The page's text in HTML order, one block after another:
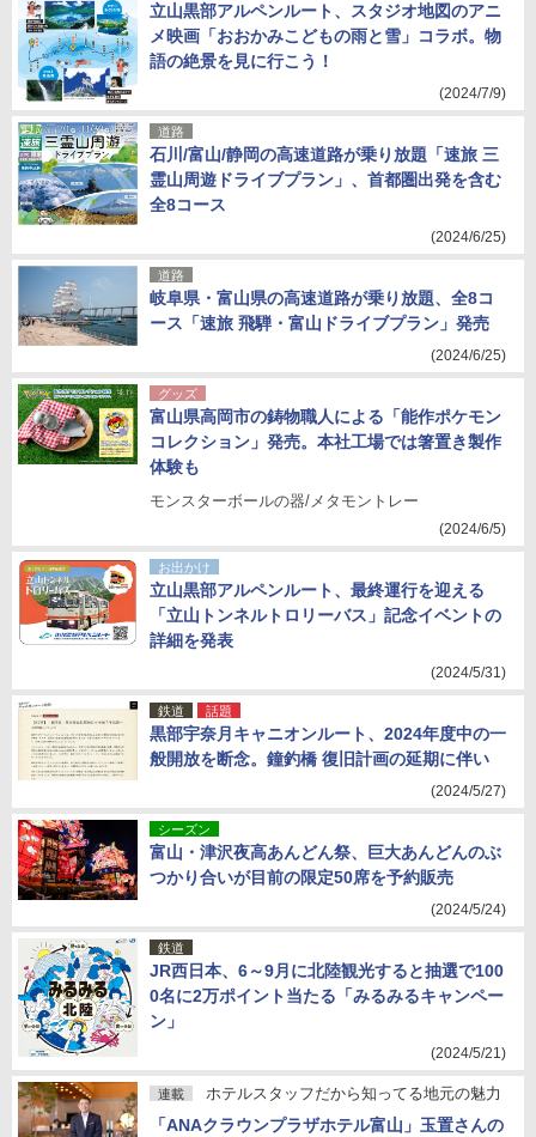
立山黒部アルペンルート、スタジオ地図のアニ
メ映画「おおかみこどもの雨と雪」コラボ。物
語の絶景を見に行こう！
(2024/7/9)
道路
石川/富山/静岡の高速道路が乗り放題「速旅 三
霊山周遊ドライブプラン」、首都圏出発を含む
全8コース
(2024/6/25)
道路
岐阜県・富山県の高速道路が乗り放題、全8コ
ース「速旅 飛騨・富山ドライブプラン」発売
(2024/6/25)
グッズ
富山県高岡市の鋳物職人による「能作ポケモン
コレクション」発売。本社工場では箸置き製作
体験も
モンスターボールの器/メタモントレー
(2024/6/5)
お出かけ
立山黒部アルペンルート、最終運行を迎える
「立山トンネルトロリーバス」記念イベントの
詳細を発表
(2024/5/31)
鉄道 話題
黒部宇奈月キャニオンルート、2024年度中の一
般開放を断念。鐘釣橋 復旧計画の延期に伴い
(2024/5/27)
シーズン
富山・津沢夜高あんどん祭、巨大あんどんのぶ
つかり合いが目前の限定50席を予約販売
(2024/5/24)
鉄道
JR西日本、6～9月に北陸観光すると抽選で100
0名に2万ポイント当たる「みるみるキャンペー
ン」
(2024/5/21)
連載 ホテルスタッフだから知ってる地元の魅力
「ANAクラウンプラザホテル富山」玉置さんの